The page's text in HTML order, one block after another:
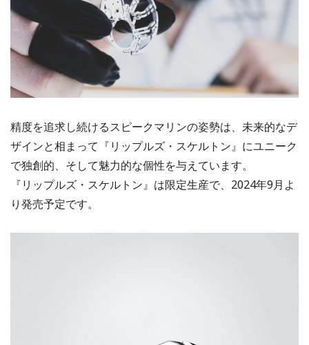
精度を追求し続けるスピークマリンの姿勢は、未来的なデ
ザインと相まって『リップルズ・スケルトン』にユニーク
で独創的、そして魅力的な個性を与えています。
『リップルズ・スケルトン』は限定生産で、2024年9月よ
り発売予定です。